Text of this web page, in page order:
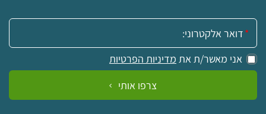
אימייל:
אני מאשר/ת את מדיניות הפרטיות
צרפו אותי